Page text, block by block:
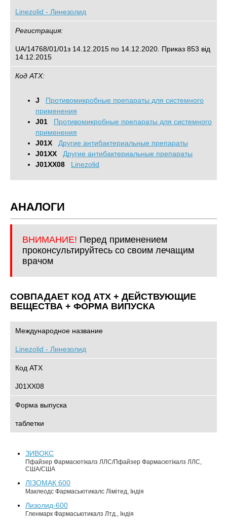
Linezolid - Линезолид
Регистрация:
UA/14768/01/01з 14.12.2015 по 14.12.2020. Приказ 853 від
14.12.2015
Код АТХ:
J
Противомикробные препараты для системного
применения
J01
Противомикробные препараты для системного
применения
J01X
Другие антибактериальные препараты
J01XX
Другие антибактериальные препараты
J01XX08
Linezolid
АНАЛОГИ
ВНИМАНИЕ! Перед применением
проконсультируйтесь со своим лечащим
врачом
СОВПАДАЕТ КОД ATХ + ДЕЙСТВУЮЩИЕ
ВЕЩЕСТВА + ФОРМА ВИПУСКА
Международное название
Linezolid - Линезолид
Код АТХ
J01XX08
Форма выпуска
таблетки
ЗИВОКС
Пфайзер Фармасютікалз ЛЛС/Пфайзер Фармасютікалз ЛЛС,
США/США
ЛІЗОМАК 600
Маклеодс Фармасьютикалс Лімітед, Індія
Лизолид-600
Гленмарк Фармасьютикалз Лтд., Індія